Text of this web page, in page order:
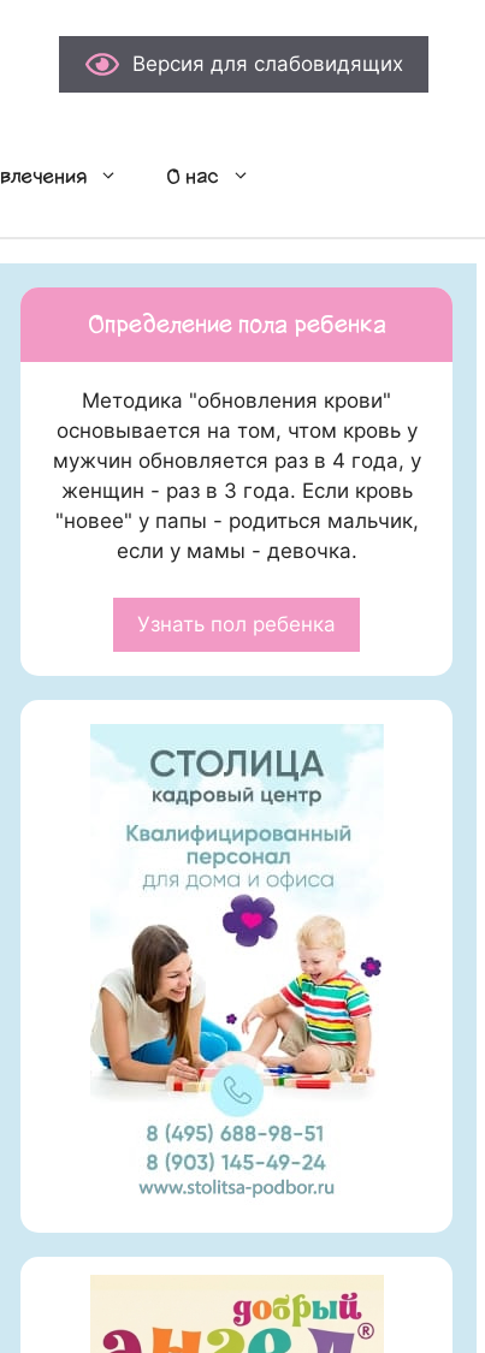
Версия для слабовидящих
О нас
зрителей!
Определение пола ребенка
Методика "обновления крови"
основывается на том, чтом кровь у
мужчин обновляется раз в 4 года, у
женщин - раз в 3 года. Если кровь
"новее" у папы - родиться мальчик,
если у мамы - девочка.
Узнать пол ребенка